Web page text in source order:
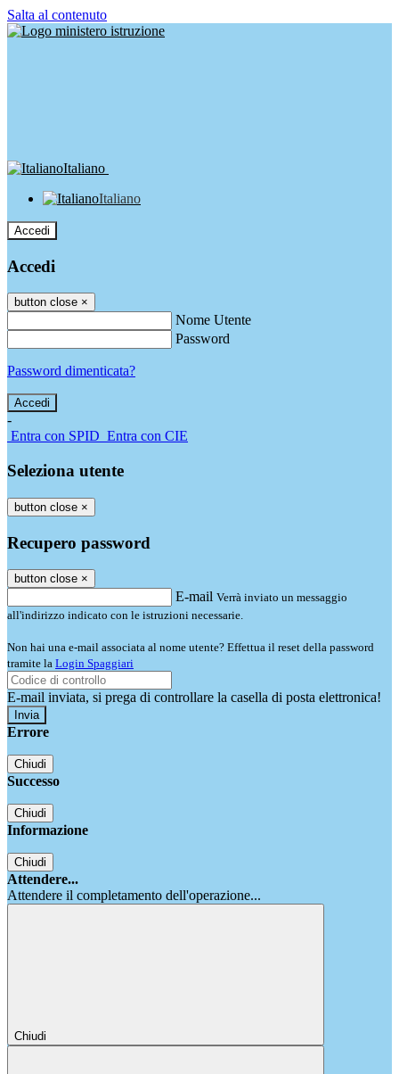
Salta al contenuto
Italiano
Italiano
Accedi
Accedi
button close ×
Nome Utente
Password
Password dimenticata?
-
Entra con SPID Entra con CIE
Seleziona utente
button close ×
Recupero password
button close ×
E-mail Verrà inviato un messaggio
all'indirizzo indicato con le istruzioni necessarie.
Non hai una e-mail associata al nome utente? Effettua il reset della password
tramite la Login Spaggiari
E-mail inviata, si prega di controllare la casella di posta elettronica!
Errore
Chiudi
Successo
Chiudi
Informazione
Chiudi
Attendere...
Attendere il completamento dell'operazione...
Chiudi